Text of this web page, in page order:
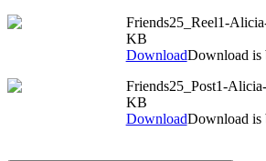
Friends25_Reel1-
KB
DownloadDownload is
Friends25_Post1-
KB
DownloadDownload is